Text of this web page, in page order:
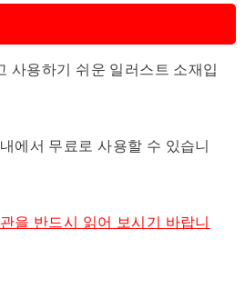
사용하기 쉬운 일러스트 소재입
에서 무료로 사용할 수 있습니
을 반드시 읽어 보시기 바랍니